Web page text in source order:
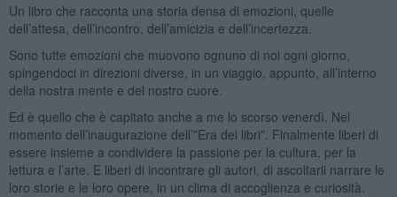
Un libro che racconta una storia densa di emozioni, quelle
dell’attesa, dell’incontro, dell’amicizia e dell’incertezza.
Sono tutte emozioni che muovono ognuno di noi ogni giorno,
spingendoci in direzioni diverse, in un viaggio, appunto, all’interno
della nostra mente e del nostro cuore.
Ed è quello che è capitato anche a me lo scorso venerdì. Nel
momento dell’inaugurazione dell’”Era dei libri”. Finalmente liberi di
essere insieme a condividere la passione per la cultura, per la
lettura e l’arte. E liberi di incontrare gli autori, di ascoltarli narrare le
loro storie e le loro opere, in un clima di accoglienza e curiosità.